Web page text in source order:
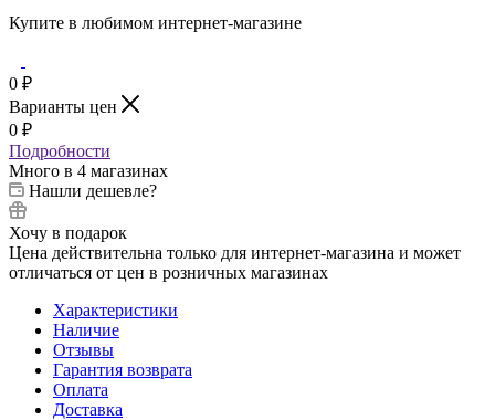
Купите в любимом интернет-магазине
0 ₽
Варианты цен
0 ₽
Подробности
Много в 4 магазинах
Нашли дешевле?
Хочу в подарок
Цена действительна только для интернет-магазина и может
отличаться от цен в розничных магазинах
Характеристики
Наличие
Отзывы
Гарантия возврата
Оплата
Доставка